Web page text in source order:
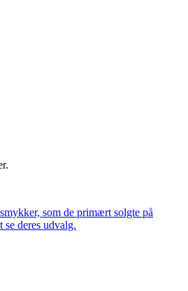
som de primært solgte på
deres udvalg.